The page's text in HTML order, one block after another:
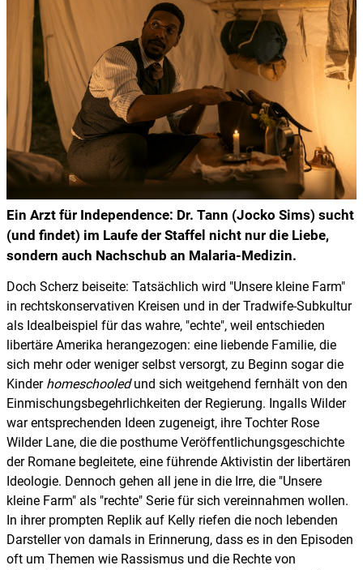
Ein Arzt für Independence: Dr. Tann (Jocko Sims) sucht
(und findet) im Laufe der Staffel nicht nur die Liebe,
sondern auch Nachschub an Malaria-Medizin.
Doch Scherz beiseite: Tatsächlich wird "Unsere kleine Farm"
in rechtskonservativen Kreisen und in der Tradwife-Subkultur
als Idealbeispiel für das wahre, "echte", weil entschieden
libertäre Amerika herangezogen: eine liebende Familie, die
sich mehr oder weniger selbst versorgt, zu Beginn sogar die
Kinder homeschooledund sich weitgehend fernhält von den
Einmischungsbegehrlichkeiten der Regierung. Ingalls Wilder
war entsprechenden Ideen zugeneigt, ihre Tochter Rose
Wilder Lane, die die posthume Veröffentlichungsgeschichte
der Romane begleitete, eine führende Aktivistin der libertären
Ideologie. Dennoch gehen all jene in die Irre, die "Unsere
kleine Farm" als "rechte" Serie für sich vereinnahmen wollen.
In ihrer prompten Replik auf Kelly riefen die noch lebenden
Darsteller von damals in Erinnerung, dass es in den Episoden
oft um Themen wie Rassismus und die Rechte von